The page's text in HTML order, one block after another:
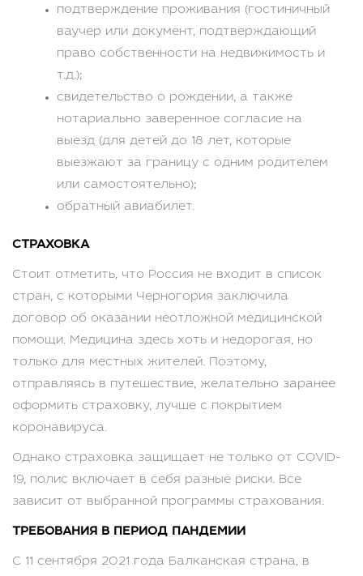
подтверждение проживания (гостиничный
ваучер или документ, подтверждающий
право собственности на недвижимость и
т.д.);
cвидетельство о рождении, а также
нотариально заверенное согласие на
выезд (для детей до 18 лет, которые
выезжают за границу с одним родителем
или самостоятельно);
обратный авиабилет.
СТРАХОВКА
Стоит отметить, что Россия не входит в список
стран, с которыми Черногория заключила
договор об оказании неотложной медицинской
помощи. Медицина здесь хоть и недорогая, но
только для местных жителей. Поэтому,
отправляясь в путешествие, желательно заранее
оформить страховку, лучше с покрытием
коронавируса.
Однако страховка защищает не только от COVID-
19, полис включает в себя разные риски. Все
зависит от выбранной программы страхования.
ТРЕБОВАНИЯ В ПЕРИОД ПАНДЕМИИ
С 11 сентября 2021 года Балканская страна, в